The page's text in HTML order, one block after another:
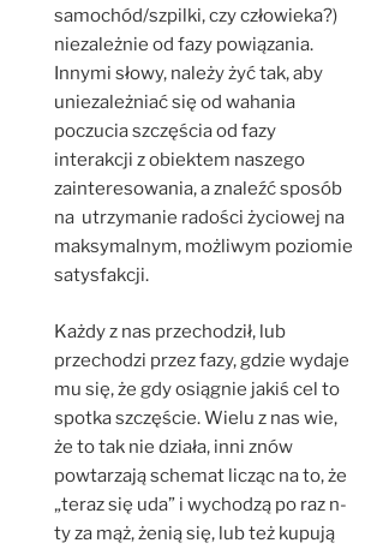
samochód/szpilki, czy człowieka?)
niezależnie od fazy powiązania.
Innymi słowy, należy żyć tak, aby
uniezależniać się od wahania
poczucia szczęścia od fazy
interakcji z obiektem naszego
zainteresowania, a znaleźć sposób
na utrzymanie radości życiowej na
maksymalnym, możliwym poziomie
satysfakcji.
Każdy z nas przechodził, lub
przechodzi przez fazy, gdzie wydaje
mu się, że gdy osiągnie jakiś cel to
spotka szczęście. Wielu z nas wie,
że to tak nie działa, inni znów
powtarzają schemat licząc na to, że
„teraz się uda” i wychodzą po raz n-
ty za mąż, żenią się, lub też kupują